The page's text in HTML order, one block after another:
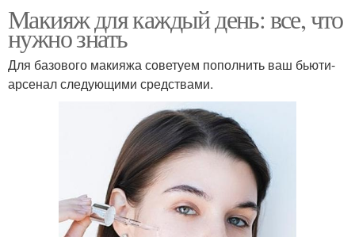
Макияж для каждый день: все, что
нужно знать
Для базового макияжа советуем пополнить ваш бьюти-
арсенал следующими средствами.